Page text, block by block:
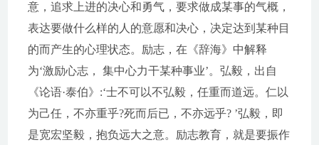
意，追求上进的决心和勇气，要求做成某事的气概，
表达要做什么样的人的意愿和决心，决定达到某种目
的而产生的心理状态。励志，在《辞海》中解释
为‘激励心志， 集中心力干某种事业’。弘毅，出自
《论语·泰伯》:‘士不可以不弘毅，任重而道远。仁以
为己任，不亦重乎?死而后已，不亦远乎? ’弘毅，即
是宽宏坚毅，抱负远大之意。励志教育，就是要振作